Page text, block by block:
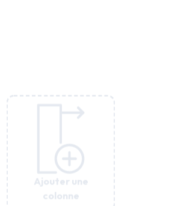
Ajouter une
colonne
Ajouter une
colonne
Ajouter une
colonne
Ajouter une
colonne
Ajouter une
colonne